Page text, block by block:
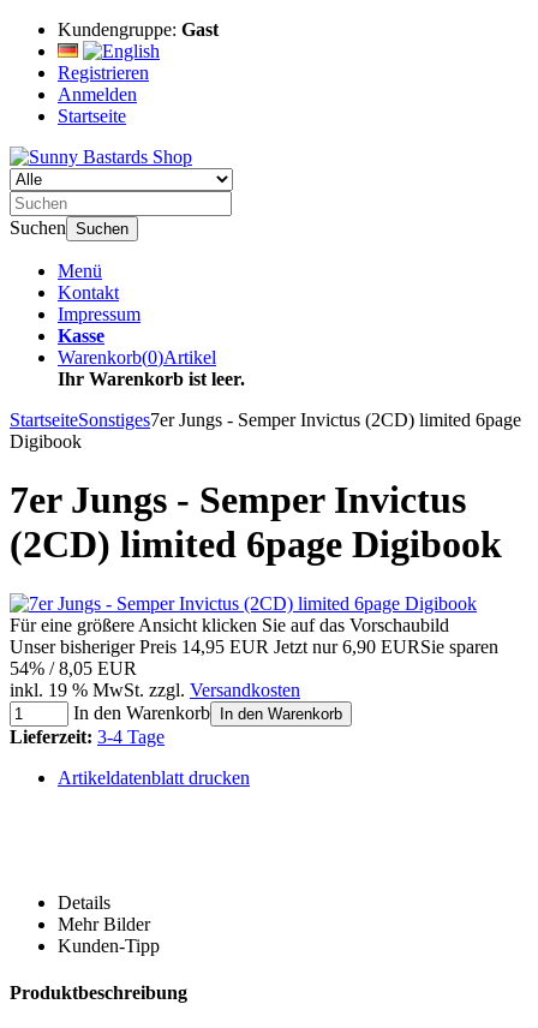
Kundengruppe: Gast
Registrieren
Anmelden
Startseite
Suchen Suchen
Menü
Kontakt
Impressum
Kasse
Warenkorb(0)Artikel
Ihr Warenkorb ist leer.
StartseiteSonstiges7er Jungs - Semper Invictus (2CD) limited 6page
Digibook
7er Jungs - Semper Invictus
(2CD) limited 6page Digibook
Für eine größere Ansicht klicken Sie auf das Vorschaubild
Unser bisheriger Preis 14,95 EUR Jetzt nur6,90 EURSie sparen
54% / 8,05 EUR
inkl. 19 % MwSt. zzgl. Versandkosten
In den Warenkorb
In den Warenkorb
Lieferzeit: 3-4 Tage
Artikeldatenblatt drucken
Details
Mehr Bilder
Kunden-Tipp
Produktbeschreibung